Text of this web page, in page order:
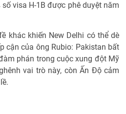
visa H-1B được phê duyệt năm
khác khiến New Delhi có thể dè
cận của ông Rubio: Pakistan bất
phán trong cuộc xung đột Mỹ
vai trò này, còn Ấn Độ cảm